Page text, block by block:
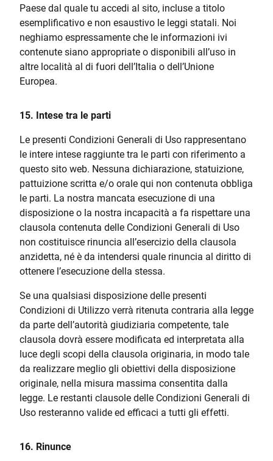
Paese dal quale tu accedi al sito, incluse a titolo
esemplificativo e non esaustivo le leggi statali. Noi
neghiamo espressamente che le informazioni ivi
contenute siano appropriate o disponibili all’uso in
altre località al di fuori dell’Italia o dell’Unione
Europea.
15. Intese tra le parti
Le presenti Condizioni Generali di Uso rappresentano
le intere intese raggiunte tra le parti con riferimento a
questo sito web. Nessuna dichiarazione, statuizione,
pattuizione scritta e/o orale qui non contenuta obbliga
le parti. La nostra mancata esecuzione di una
disposizione o la nostra incapacità a fa rispettare una
clausola contenuta delle Condizioni Generali di Uso
non costituisce rinuncia all’esercizio della clausola
anzidetta, né è da intendersi quale rinuncia al diritto di
ottenere l’esecuzione della stessa.
Se una qualsiasi disposizione delle presenti
Condizioni di Utilizzo verrà ritenuta contraria alla legge
da parte dell’autorità giudiziaria competente, tale
clausola dovrà essere modificata ed interpretata alla
luce degli scopi della clausola originaria, in modo tale
da realizzare meglio gli obiettivi della disposizione
originale, nella misura massima consentita dalla
legge. Le restanti clausole delle Condizioni Generali di
Uso resteranno valide ed efficaci a tutti gli effetti.
16. Rinunce